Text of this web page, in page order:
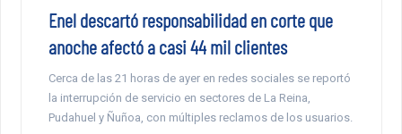
Enel descartó responsabilidad en corte que
anoche afectó a casi 44 mil clientes
Cerca de las 21 horas de ayer en redes sociales se reportó
la interrupción de servicio en sectores de La Reina,
Pudahuel y Ñuñoa, con múltiples reclamos de los usuarios.